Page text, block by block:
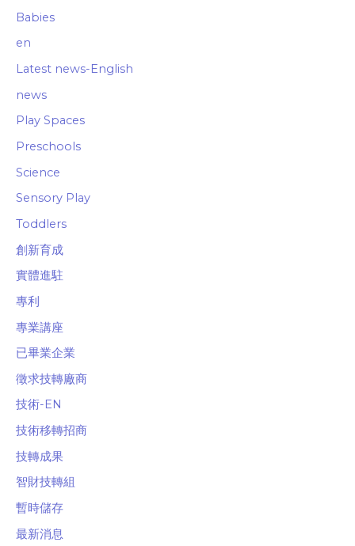
Babies
en
Latest news-English
news
Play Spaces
Preschools
Science
Sensory Play
Toddlers
創新育成
實體進駐
專利
專業講座
已畢業企業
徵求技轉廠商
技術-EN
技術移轉招商
技轉成果
智財技轉組
暫時儲存
最新消息